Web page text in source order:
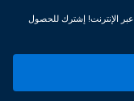
احصل على خصم 10% على التعلم الإلكتروني eLearning عبر الإنترنت! إشترك للحصول